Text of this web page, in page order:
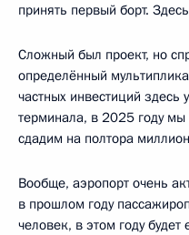
принять первый борт.
Сложный был проект, но
определённый
частных инвестиций здесь
терминала, в 2025 году
сдадим на полтора
Вообще, аэропорт очень
в прошлом году
человек, в этом году